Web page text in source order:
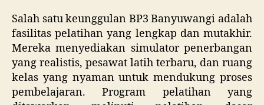
Salah satu keunggulan BP3 Banyuwangi adalah
fasilitas pelatihan yang lengkap dan mutakhir.
Mereka menyediakan simulator penerbangan
yang realistis, pesawat latih terbaru, dan ruang
kelas yang nyaman untuk mendukung proses
pembelajaran. Program pelatihan yang